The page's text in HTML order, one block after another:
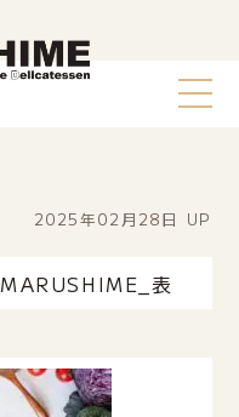
2025年02月28日 UP
表